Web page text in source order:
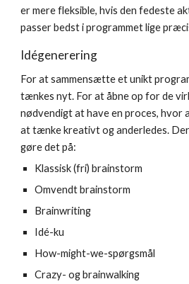
er mere fleksible, hvis den fedeste
passer bedst i programmet lige
Idégenerering
For at sammensætte et unikt
tænkes nyt. For at åbne op for de
nødvendigt at have en proces, hvor
at tænke kreativt og anderledes.
gøre det på:
Klassisk (fri) brainstorm
Omvendt brainstorm
Brainwriting
Idé-ku
How-might-we-spørgsmål
Crazy- og brainwalking